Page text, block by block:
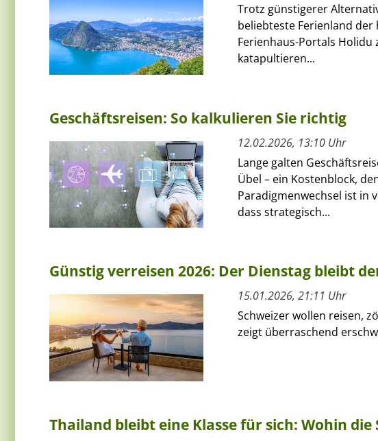
Trotz günstigerer
beliebteste Ferienland der
Ferienhaus-Portals Holidu
katapultieren...
Geschäftsreisen: So kalkulieren Sie richtig
12.02.2026, 13:10 Uhr
Lange galten
Übel – ein Kostenblock,
Paradigmenwechsel ist in
dass strategisch...
Günstig verreisen 2026: Der Dienstag bleibt
15.01.2026, 21:11 Uhr
Schweizer wollen reisen,
zeigt überraschend
Thailand bleibt eine Klasse für sich: Wohin die